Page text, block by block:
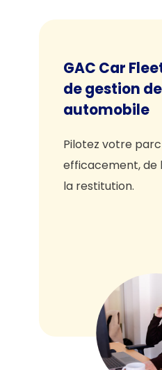
GAC Car
de gestion
automobile
Pilotez votre
efficacement, de
la restitution.